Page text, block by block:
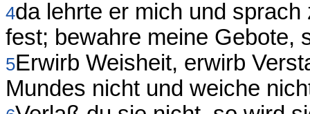
4da lehrte er mich und
fest; bewahre meine Gebote,
5Erwirb Weisheit, erwirb
Mundes nicht und weiche